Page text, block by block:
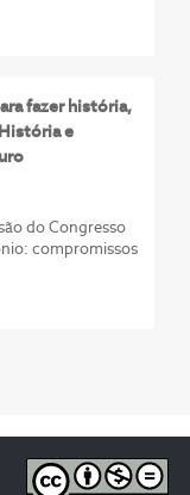
fazer história,
e
do Congresso
compromissos